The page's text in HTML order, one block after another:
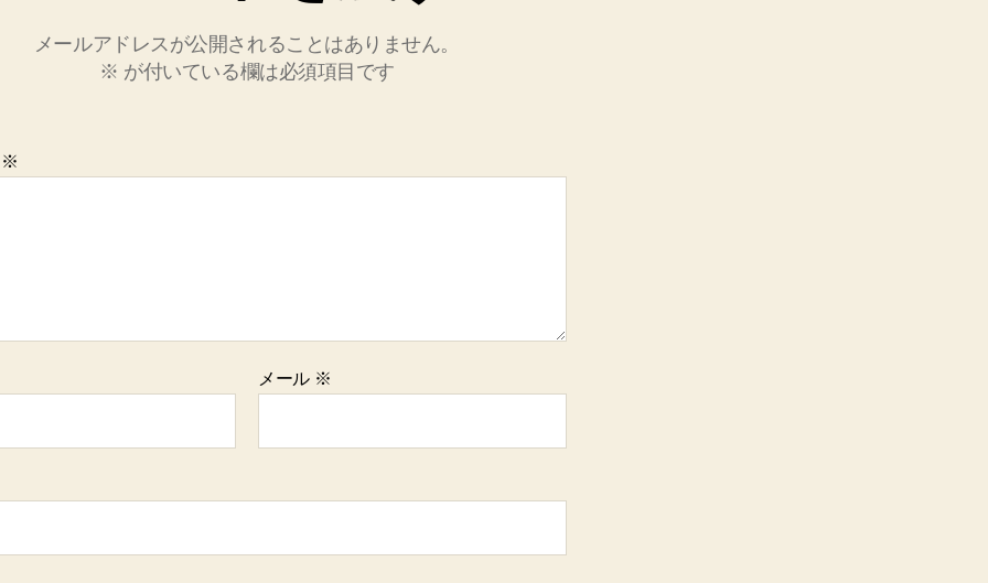
メールアドレスが公開されることはありません。
※ が付いている欄は必須項目です
※
メール ※